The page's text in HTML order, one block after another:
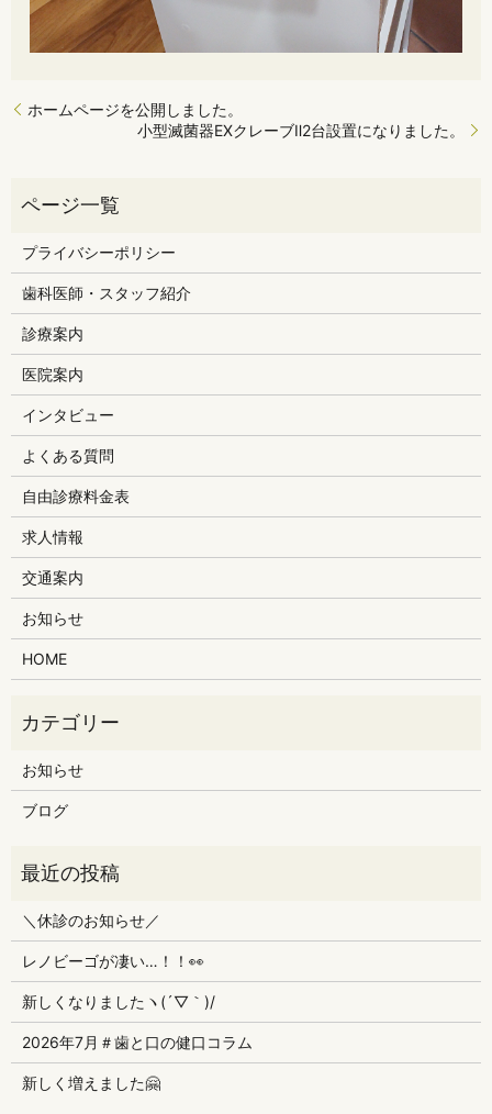
ホームページを公開しました。
小型滅菌器EXクレーブⅡ2台設置になりました。
プライバシーポリシー
歯科医師・スタッフ紹介
診療案内
医院案内
インタビュー
よくある質問
自由診療料金表
求人情報
交通案内
お知らせ
HOME
お知らせ
ブログ
＼休診のお知らせ／
レノビーゴが凄い…！！👀
新しくなりましたヽ(´▽｀)/
2026年7月＃歯と口の健口コラム
新しく増えました🤗